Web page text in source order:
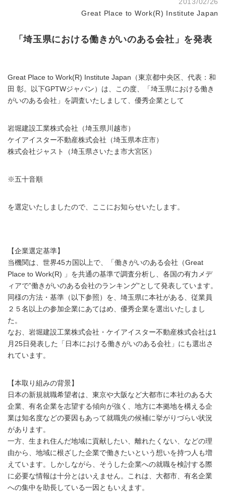
2013/02/26
Great Place to Work(R) Institute Japan
「埼玉県における働きがいのある会社」を発表
Great Place to Work(R) Institute Japan（東京都中央区、代表：和
田 彰。以下GPTWジャパン）は、この度、「埼玉県における働き
がいのある会社」を調査いたしまして、優秀企業として
岩堀建設工業株式会社（埼玉県川越市）
ケイアイスター不動産株式会社（埼玉県本庄市）
株式会社ジャスト（埼玉県さいたま市大宮区）
※五十音順
を選定いたしましたので、ここにお知らせいたします。
【企業選定基準】
当機関は、世界45カ国以上で、「働きがいのある会社（Great
Place to Work(R) 」を共通の基準で調査分析し、各国の有力メデ
ィアで”働きがいのある会社のランキング”として発表しています。
同様の方法・基準（以下参照）を、埼玉県に本社がある、従業員
２５名以上の参加企業にあてはめ、優秀企業を選出いたしまし
た。
なお、岩堀建設工業株式会社・ケイアイスター不動産株式会社は1
月25日発表した「日本における働きがいのある会社」にも選出さ
れています。
【本取り組みの背景】
日本の新規就職希望者は、東京や大阪など大都市に本社のある大
企業、有名企業を志望する傾向が強く、地方に本拠地を構える企
業は知名度などの要因もあって就職先の候補に挙がりづらい状況
があります。
一方、生まれ住んだ地域に貢献したい、離れたくない、などの理
由から、地域に根ざした企業で働きたいという想いを持つ人も増
えています。しかしながら、そうした企業への就職を検討する際
に必要な情報は十分とはいえません。これは、大都市、有名企業
への集中を助長している一因ともいえます。